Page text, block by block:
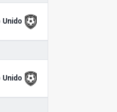
Unido
Unido